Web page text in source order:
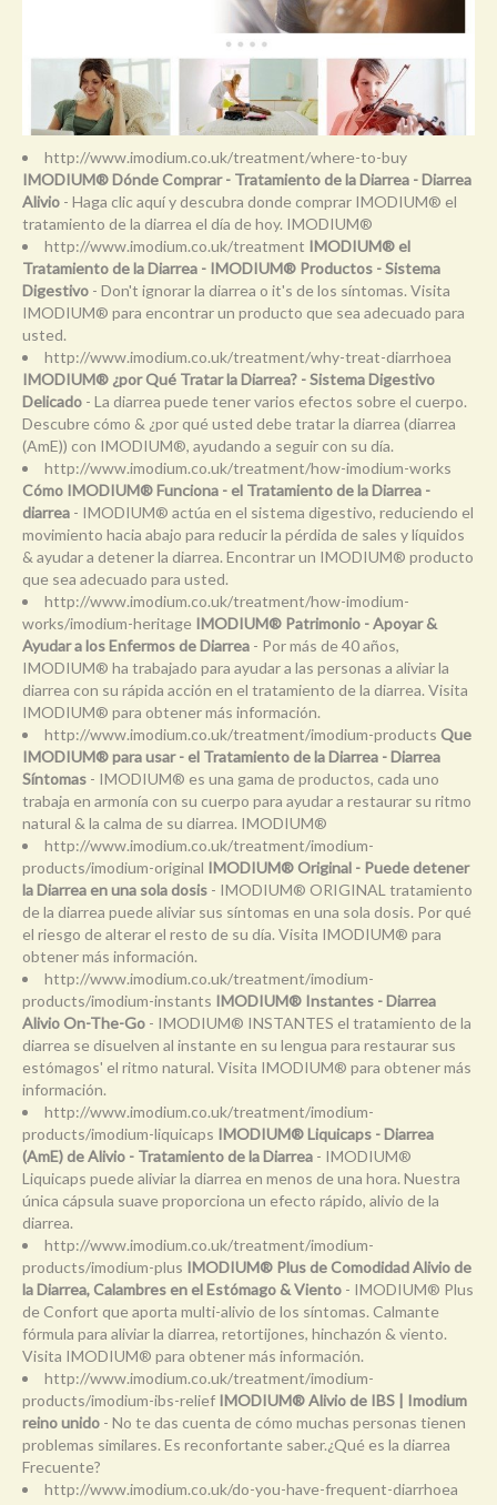
http://www.imodium.co.uk/treatment/where-to-buy
IMODIUM® Dónde Comprar - Tratamiento de la Diarrea - Diarrea
Alivio - Haga clic aquí y descubra donde comprar IMODIUM® el
tratamiento de la diarrea el día de hoy. IMODIUM®
http://www.imodium.co.uk/treatment IMODIUM® el
Tratamiento de la Diarrea - IMODIUM® Productos - Sistema
Digestivo - Don't ignorar la diarrea o it's de los síntomas. Visita
IMODIUM® para encontrar un producto que sea adecuado para
usted.
http://www.imodium.co.uk/treatment/why-treat-diarrhoea
IMODIUM® ¿por Qué Tratar la Diarrea? - Sistema Digestivo
Delicado - La diarrea puede tener varios efectos sobre el cuerpo.
Descubre cómo & ¿por qué usted debe tratar la diarrea (diarrea
(AmE)) con IMODIUM®, ayudando a seguir con su día.
http://www.imodium.co.uk/treatment/how-imodium-works
Cómo IMODIUM® Funciona - el Tratamiento de la Diarrea -
diarrea - IMODIUM® actúa en el sistema digestivo, reduciendo el
movimiento hacia abajo para reducir la pérdida de sales y líquidos
& ayudar a detener la diarrea. Encontrar un IMODIUM® producto
que sea adecuado para usted.
http://www.imodium.co.uk/treatment/how-imodium-
works/imodium-heritage IMODIUM® Patrimonio - Apoyar &
Ayudar a los Enfermos de Diarrea - Por más de 40 años,
IMODIUM® ha trabajado para ayudar a las personas a aliviar la
diarrea con su rápida acción en el tratamiento de la diarrea. Visita
IMODIUM® para obtener más información.
http://www.imodium.co.uk/treatment/imodium-products Que
IMODIUM® para usar - el Tratamiento de la Diarrea - Diarrea
Síntomas - IMODIUM® es una gama de productos, cada uno
trabaja en armonía con su cuerpo para ayudar a restaurar su ritmo
natural & la calma de su diarrea. IMODIUM®
http://www.imodium.co.uk/treatment/imodium-
products/imodium-original IMODIUM® Original - Puede detener
la Diarrea en una sola dosis - IMODIUM® ORIGINAL tratamiento
de la diarrea puede aliviar sus síntomas en una sola dosis. Por qué
el riesgo de alterar el resto de su día. Visita IMODIUM® para
obtener más información.
http://www.imodium.co.uk/treatment/imodium-
products/imodium-instants IMODIUM® Instantes - Diarrea
Alivio On-The-Go - IMODIUM® INSTANTES el tratamiento de la
diarrea se disuelven al instante en su lengua para restaurar sus
estómagos' el ritmo natural. Visita IMODIUM® para obtener más
información.
http://www.imodium.co.uk/treatment/imodium-
products/imodium-liquicaps IMODIUM® Liquicaps - Diarrea
(AmE) de Alivio - Tratamiento de la Diarrea - IMODIUM®
Liquicaps puede aliviar la diarrea en menos de una hora. Nuestra
única cápsula suave proporciona un efecto rápido, alivio de la
diarrea.
http://www.imodium.co.uk/treatment/imodium-
products/imodium-plus IMODIUM® Plus de Comodidad Alivio de
la Diarrea, Calambres en el Estómago & Viento - IMODIUM® Plus
de Confort que aporta multi-alivio de los síntomas. Calmante
fórmula para aliviar la diarrea, retortijones, hinchazón & viento.
Visita IMODIUM® para obtener más información.
http://www.imodium.co.uk/treatment/imodium-
products/imodium-ibs-relief IMODIUM® Alivio de IBS | Imodium
reino unido - No te das cuenta de cómo muchas personas tienen
problemas similares. Es reconfortante saber.¿Qué es la diarrea
Frecuente?
http://www.imodium.co.uk/do-you-have-frequent-diarrhoea